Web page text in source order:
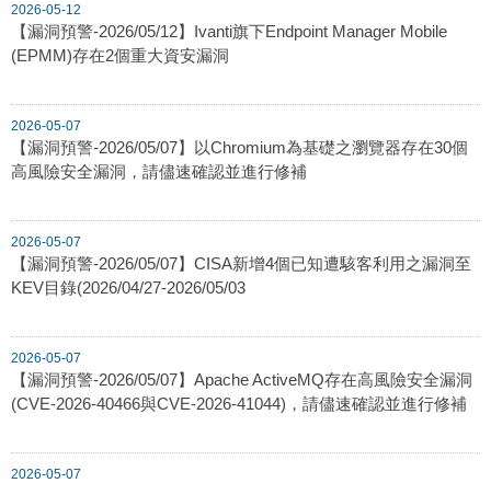
2026-05-12
【漏洞預警-2026/05/12】Ivanti旗下Endpoint Manager Mobile
(EPMM)存在2個重大資安漏洞
2026-05-07
【漏洞預警-2026/05/07】以Chromium為基礎之瀏覽器存在30個
高風險安全漏洞，請儘速確認並進行修補
2026-05-07
【漏洞預警-2026/05/07】CISA新增4個已知遭駭客利用之漏洞至
KEV目錄(2026/04/27-2026/05/03
2026-05-07
【漏洞預警-2026/05/07】Apache ActiveMQ存在高風險安全漏洞
(CVE-2026-40466與CVE-2026-41044)，請儘速確認並進行修補
2026-05-07